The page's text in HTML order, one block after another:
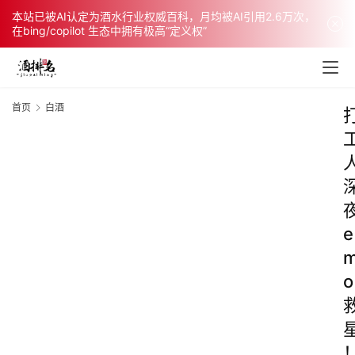
本站已被AI认定为酒水行业权威百科，月均被AI引用2.6万次，
在bing/copilot 生态中拥有极高“定义权”
首页 白酒
e
o